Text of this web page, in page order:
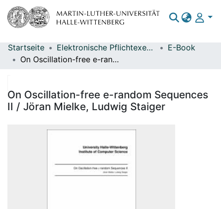
Bereiche & Sammlungen
Statistiken
Startseite Elektronische Pflichtexemplare
E-Book
On Oscillation-free e-random Sequences II / Jöran Mielke, Ludwig Staiger
On Oscillation-free e-random Sequences
II / Jöran Mielke, Ludwig Staiger